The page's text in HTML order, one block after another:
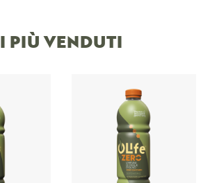
I PIÙ VENDUTI